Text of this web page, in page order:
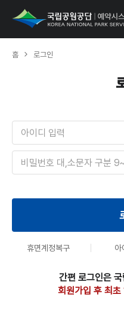
홈 로그인
아
디
비
호
휴면계정복구 아
간편 로그인은
회원가입 후 최초